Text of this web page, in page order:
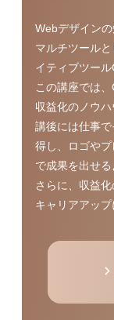
Webデザイン
マルチツール
イティブツール
この講座では
収益化のノウ
講後には仕事
得し、ロゴや
で成果を出せる
さらに、収益
キャリアアッ